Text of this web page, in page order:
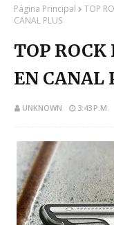
Página Principal TOP
CANAL PLUS
TOP ROCK
EN CANAL
UNKNOWN 3:43 P.M.